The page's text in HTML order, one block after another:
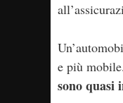
e più
sono quasi